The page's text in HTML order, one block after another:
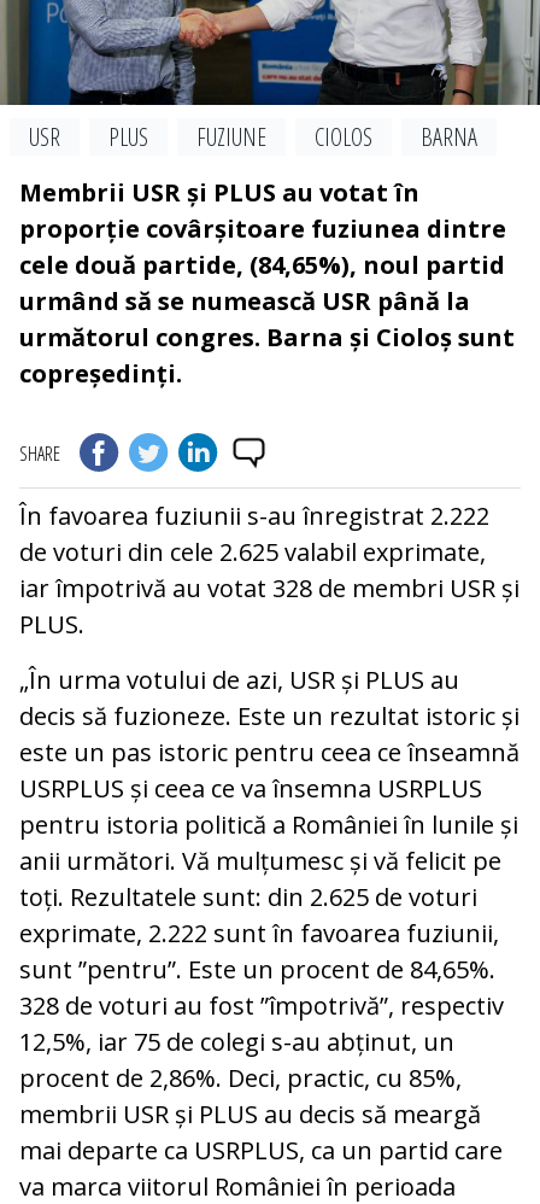
USR PLUS FUZIUNE CIOLOS
BARNA
Membrii USR și PLUS au votat în
proporție covârșitoare fuziunea dintre
cele două partide, (84,65%), noul partid
urmând să se numească USR până la
următorul congres. Barna și Cioloș sunt
copreședinți.
SHARE
În favoarea fuziunii s-au înregistrat 2.222
de voturi din cele 2.625 valabil exprimate,
iar împotrivă au votat 328 de membri USR și
PLUS.
„În urma votului de azi, USR și PLUS au
decis să fuzioneze. Este un rezultat istoric și
este un pas istoric pentru ceea ce înseamnă
USRPLUS și ceea ce va însemna USRPLUS
pentru istoria politică a României în lunile și
anii următori. Vă mulțumesc și vă felicit pe
toți. Rezultatele sunt: din 2.625 de voturi
exprimate, 2.222 sunt în favoarea fuziunii,
sunt ”pentru”. Este un procent de 84,65%.
328 de voturi au fost ”împotrivă”, respectiv
12,5%, iar 75 de colegi s-au abținut, un
procent de 2,86%. Deci, practic, cu 85%,
membrii USR și PLUS au decis să meargă
mai departe ca USRPLUS, ca un partid care
va marca viitorul României în perioada